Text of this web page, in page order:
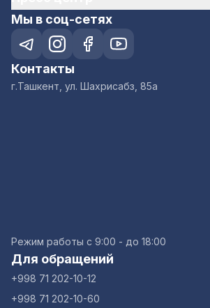
Мы в соц-сетях
Контакты
г.Ташкент, ул. Шахрисабз, 85а
Режим работы с 9:00 - до 18:00
Для обращений
+998 71 202-10-12
+998 71 202-10-60